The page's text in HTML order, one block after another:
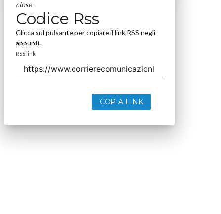
close
Codice Rss
Clicca sul pulsante per copiare il link RSS negli
appunti.
RSS link
COPIA LINK